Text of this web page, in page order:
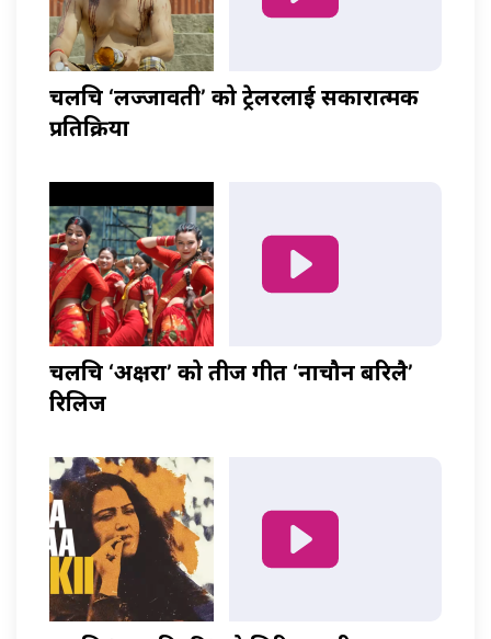
चलचित्र ‘लज्जावती’ को ट्रेलरलाई सकारात्मक
प्रतिक्रिया
चलचित्र ‘अक्षरा’ को तीज गीत ‘नाचौन बरिलै’
रिलिज